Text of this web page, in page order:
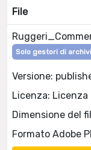
File
Solo gestori di
Versione:
Licenza:
Dimensione del
Formato Adobe